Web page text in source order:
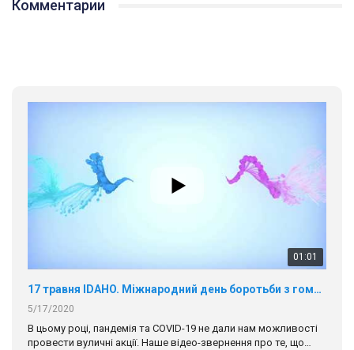
Комментарии
5/17/2020
навіть коли ми у різних містах та не можемо зустрінеться, ми
разом. Ми закликаємо всіх хто поділяє цінності рівності та
солідарності, приєднатися до нас. Регіональні підрозділи
ГАУ є в 16 областях України.
Разом наш голос лунає гучніше!
423 Просмотров • 1 Комментариев